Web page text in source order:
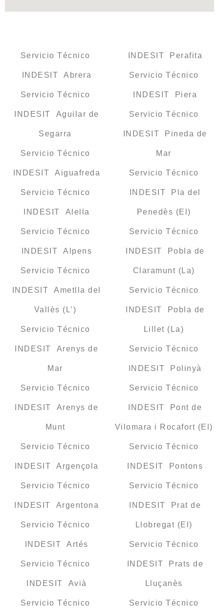
Servicio Técnico
INDESIT Abrera
Servicio Técnico
INDESIT Aguilar de
Segarra
Servicio Técnico
INDESIT Aiguafreda
Servicio Técnico
INDESIT Alella
Servicio Técnico
INDESIT Alpens
Servicio Técnico
INDESIT Ametlla del
Vallès (L’)
Servicio Técnico
INDESIT Arenys de
Mar
Servicio Técnico
INDESIT Arenys de
Munt
Servicio Técnico
INDESIT Argençola
Servicio Técnico
INDESIT Argentona
Servicio Técnico
INDESIT Artés
Servicio Técnico
INDESIT Avià
Servicio Técnico
INDESIT Perafita
Servicio Técnico
INDESIT Piera
Servicio Técnico
INDESIT Pineda de
Mar
Servicio Técnico
INDESIT Pla del
Penedès (El)
Servicio Técnico
INDESIT Pobla de
Claramunt (La)
Servicio Técnico
INDESIT Pobla de
Lillet (La)
Servicio Técnico
INDESIT Polinyà
Servicio Técnico
INDESIT Pont de
Vilomara i Rocafort (El)
Servicio Técnico
INDESIT Pontons
Servicio Técnico
INDESIT Prat de
Llobregat (El)
Servicio Técnico
INDESIT Prats de
Lluçanès
Servicio Técnico